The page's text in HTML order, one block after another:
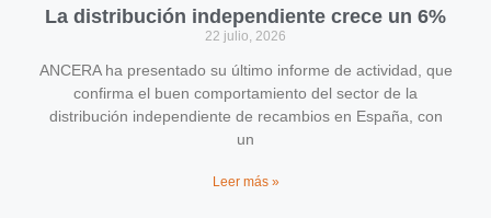
La distribución independiente crece un 6%
22 julio, 2026
ANCERA ha presentado su último informe de actividad, que
confirma el buen comportamiento del sector de la
distribución independiente de recambios en España, con
un
Leer más »